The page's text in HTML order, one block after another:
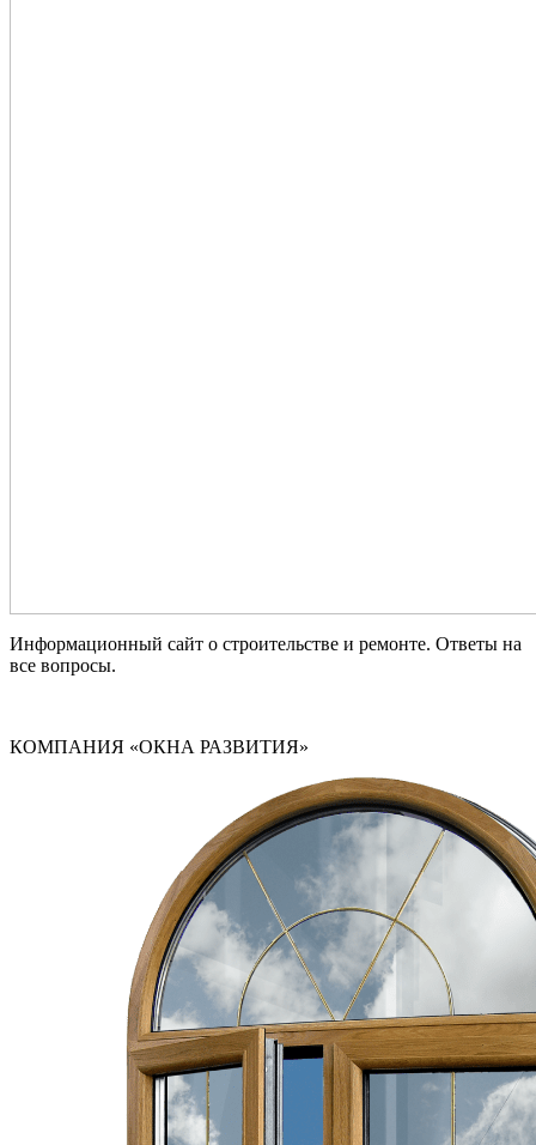
Информационный сайт о строительстве и ремонте. Ответы на
все вопросы.
КОМПАНИЯ «ОКНА РАЗВИТИЯ»